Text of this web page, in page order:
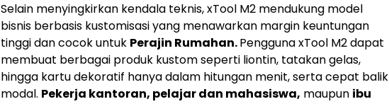
Selain menyingkirkan kendala teknis, xTool M2 mendukung model
bisnis berbasis kustomisasi yang menawarkan margin keuntungan
tinggi dan cocok untuk Perajin Rumahan.Pengguna xTool M2 dapat
membuat berbagai produk kustom seperti liontin, tatakan gelas,
hingga kartu dekoratif hanya dalam hitungan menit, serta cepat balik
modal. Pekerja kantoran, pelajar dan mahasiswa, maupun ibu